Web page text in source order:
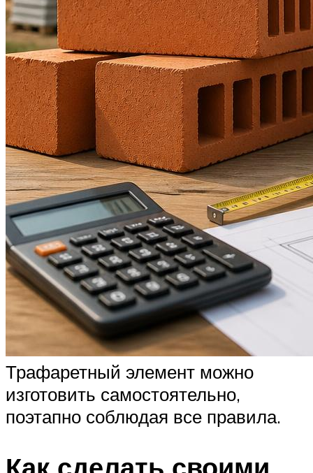
Трафаретный элемент можно
изготовить самостоятельно,
поэтапно соблюдая все правила.